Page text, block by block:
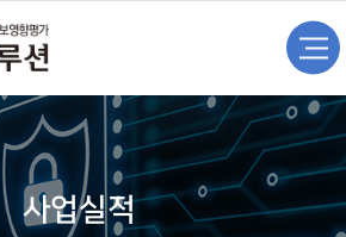
사업실적